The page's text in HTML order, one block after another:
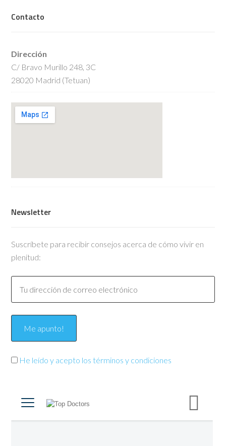
Contacto
Dirección
C/ Bravo Murillo 248, 3C
28020 Madrid (Tetuan)
Newsletter
Suscríbete para recibir consejos acerca de cómo vivir en
plenitud:
He leído y acepto los términos y condiciones